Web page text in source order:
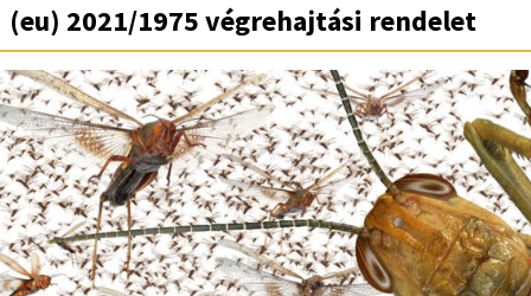
(eu) 2021/1975 végrehajtási rendelet